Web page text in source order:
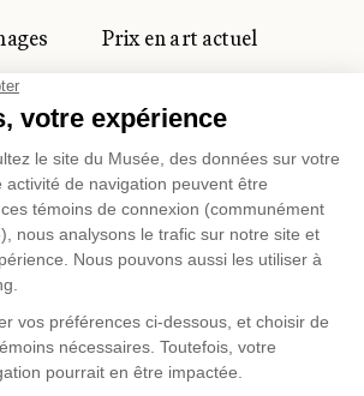
Prix en art actuel
CORPORATIVE
Activités corporatives
professionnels du
tourisme